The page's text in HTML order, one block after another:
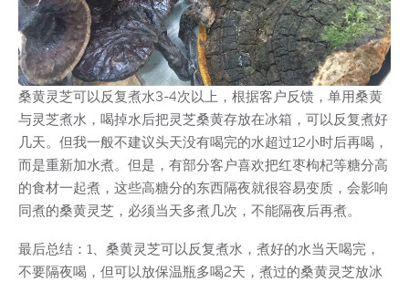
桑黄灵芝可以反复煮水3-4次以上，根据客户反馈，单用桑黄
与灵芝煮水，喝掉水后把灵芝桑黄存放在冰箱，可以反复煮好
几天。但我一般不建议头天没有喝完的水超过12小时后再喝，
而是重新加水煮。但是，有部分客户喜欢把红枣枸杞等糖分高
的食材一起煮，这些高糖分的东西隔夜就很容易变质，会影响
同煮的桑黄灵芝，必须当天多煮几次，不能隔夜后再煮。
最后总结：1、桑黄灵芝可以反复煮水，煮好的水当天喝完，
不要隔夜喝，但可以放保温瓶多喝2天，煮过的桑黄灵芝放冰